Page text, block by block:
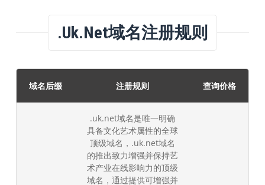
.uk.net域名注册规则
域名后缀 注册规则 查询价格
.uk.net域名是唯一明确
具备文化艺术属性的全球
顶级域名，.uk.net域名
的推出致力增强并保持艺
术产业在线影响力的顶级
域名，通过提供可增强并